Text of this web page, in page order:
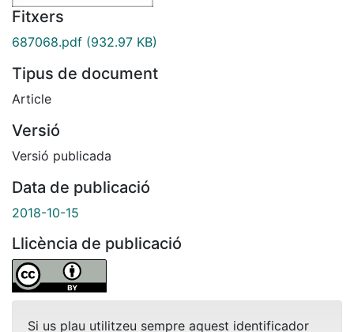
Fitxers
687068.pdf (932.97 KB)
Tipus de document
Article
Versió
Versió publicada
Data de publicació
2018-10-15
Llicència de publicació
Si us plau utilitzeu sempre aquest identificador